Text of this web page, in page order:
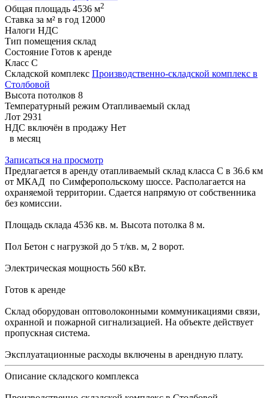
Общая площадь 4536 м2
Ставка за м² в год 12000
Налоги НДС
Тип помещения склад
Состояние Готов к аренде
Класс C
Складской комплекс Производственно-складской комплекс в
Столбовой
Высота потолков 8
Температурный режим Отапливаемый склад
Лот 2931
НДС включён в продажу Нет
в месяц
Записаться на просмотр
Предлагается в аренду отапливаемый склад класса C в 36.6 км
от МКАД по Симферопольскому шоссе. Располагается на
охраняемой территории. Сдается напрямую от собственника
без комиссии.
Площадь склада 4536 кв. м. Высота потолка 8 м.
Пол Бетон с нагрузкой до 5 т/кв. м, 2 ворот.
Электрическая мощность 560 кВт.
Готов к аренде
Склад оборудован оптоволоконными коммуникациями связи,
охранной и пожарной сигнализацией. На объекте действует
пропускная система.
Эксплуатационные расходы включены в арендную плату.
Описание складского комплекса